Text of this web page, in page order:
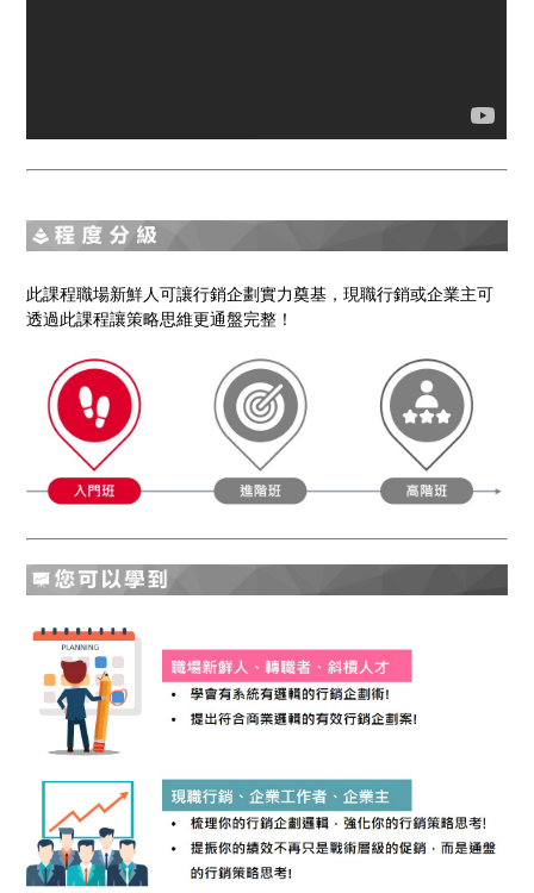
此課程職場新鮮人可讓行銷企劃實力奠基，現職行銷或企業主可
透過此課程讓策略思維更通盤完整！